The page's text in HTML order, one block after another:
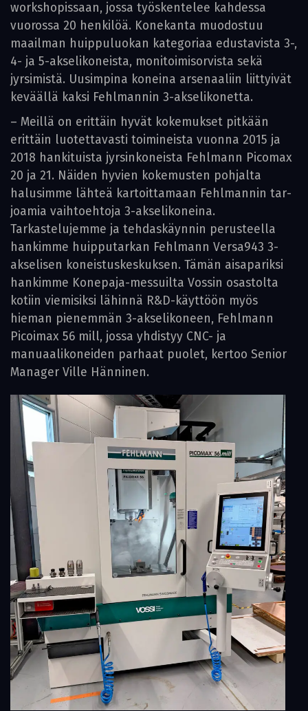
workshopissaan, jossa työskentelee kahdessa
vuorossa 20 henkilöä. Konekanta muodostuu
maailman huippuluokan katego­riaa edustavista 3-,
4- ja 5-akselikoneista, monitoimisorvista sekä
jyrsimistä. Uusimpina koneina arsenaaliin liittyivät
keväällä kaksi Fehlmannin 3-akselikonetta.
– Meillä on erittäin hyvät kokemukset pitkään
erittäin luotettavasti toimineista vuonna 2015 ja
2018 hankituista jyrsinkoneista Fehlmann Picomax
20 ja 21. Näiden hyvien kokemusten pohjalta
halusimme lähteä kartoittamaan Fehlmannin tar­
joamia vaihtoehtoja 3-akselikoneina.
Tarkastelujemme ja tehdaskäynnin perusteella
hankimme huipputarkan Fehlmann ­Versa943 3-
akselisen koneistuskeskuksen. Tämän aisapariksi
hankimme Konepaja-messuilta Vossin osastolta
kotiin viemisiksi lähinnä R&D-käyttöön myös
hieman pienemmän 3-akselikoneen, Fehlmann
Picoimax 56 mill, jossa yhdistyy CNC- ja
manuaalikoneiden parhaat puolet, kertoo Senior
Manager ­Ville Hänninen.